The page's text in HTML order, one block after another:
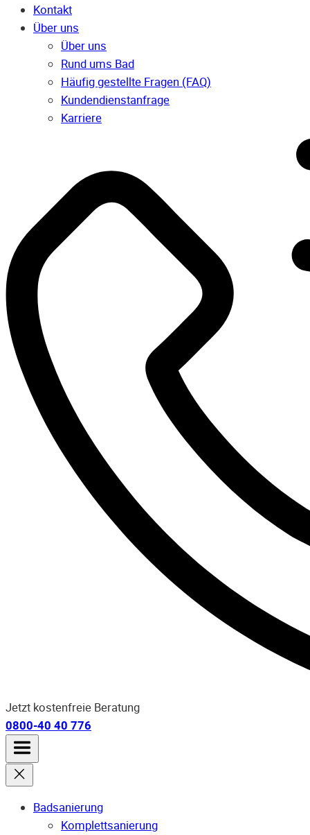
Kontakt
Über uns
Über uns
Rund ums Bad
Häufig gestellte Fragen (FAQ)
Kunden­dienst­anfrage
Karriere
Jetzt kostenfreie Beratung
0800-40 40 776
Badsanierung
Komplettsanierung